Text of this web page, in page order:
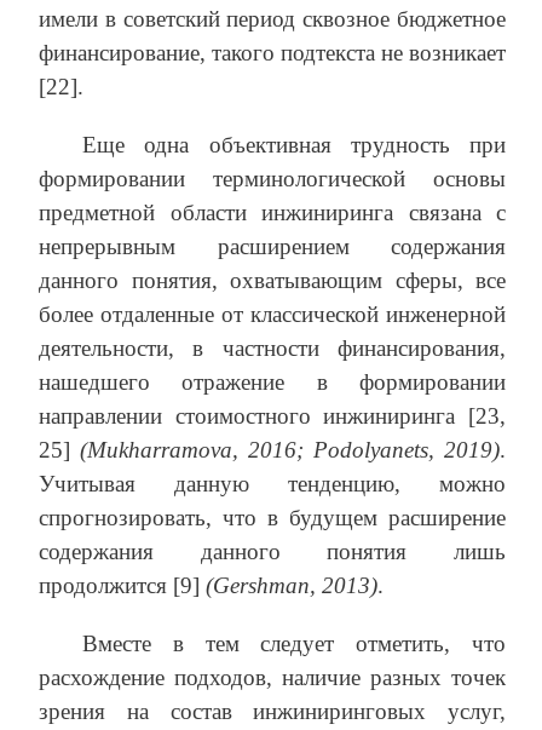
имели в советский период сквозное бюджетное
финансирование, такого подтекста не возникает
[22].
Еще одна объективная трудность при
формировании терминологической основы
предметной области инжиниринга связана с
непрерывным расширением содержания
данного понятия, охватывающим сферы, все
более отдаленные от классической инженерной
деятельности, в частности финансирования,
нашедшего отражение в формировании
направлении стоимостного инжиниринга [23,
25] (Mukharramova, 2016; Podolyanets, 2019).
Учитывая данную тенденцию, можно
спрогнозировать, что в будущем расширение
содержания данного понятия лишь
продолжится [9] (Gershman, 2013).
Вместе в тем следует отметить, что
расхождение подходов, наличие разных точек
зрения на состав инжиниринговых услуг,